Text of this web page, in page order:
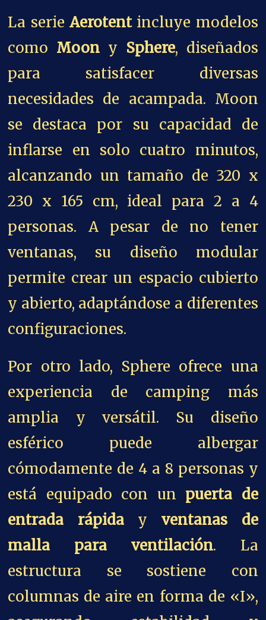
La serie Aerotentincluye modelos
como Moon y Sphere, diseñados
para satisfacer diversas
necesidades de acampada. Moon
se destaca por su capacidad de
inflarse en solo cuatro minutos,
alcanzando un tamaño de 320 x
230 x 165 cm, ideal para 2 a 4
personas. A pesar de no tener
ventanas, su diseño modular
permite crear un espacio cubierto
y abierto, adaptándose a diferentes
configuraciones.
Por otro lado, Sphere ofrece una
experiencia de camping más
amplia y versátil. Su diseño
esférico puede albergar
cómodamente de 4 a 8 personas y
está equipado con un puerta de
entrada rápidayventanas de
malla para ventilación. La
estructura se sostiene con
columnas de aire en forma de «I»,